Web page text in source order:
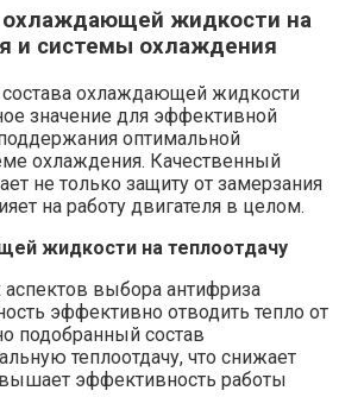
охлаждающей жидкости на
и системы охлаждения
охлаждающей жидкости
значение для эффективной
оптимальной
охлаждения. Качественный
не только защиту от замерзания
на работу двигателя в целом.
жидкости на теплоотдачу
выбора антифриза
эффективно отводить тепло от
подобранный состав
теплоотдачу, что снижает
эффективность работы